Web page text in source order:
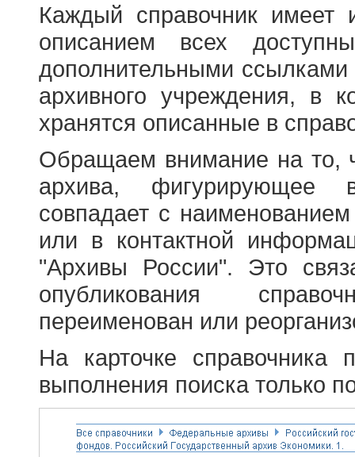
Каждый справочник имеет
описанием всех
дополнительными
архивного учреждения, в
хранятся описанные в
Обращаем внимание на то,
архива, фигурирующее
совпадает с
или в контактной
"Архивы России". Это
опубликования
переименован или
На карточке справочника
выполнения поиска только